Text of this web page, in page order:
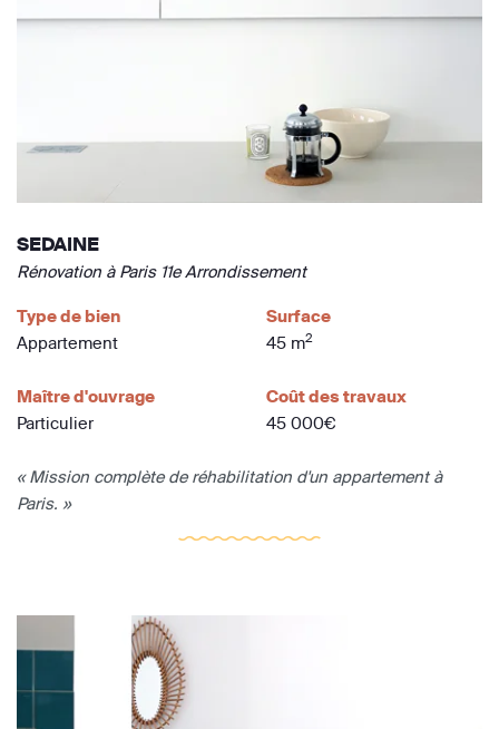
SEDAINE
Rénovation à Paris 11e Arrondissement
Type de bien
Appartement
Surface
45 m2
Maître d'ouvrage
Particulier
Coût des travaux
45 000€
« Mission complète de réhabilitation d'un appartement à
Paris. »